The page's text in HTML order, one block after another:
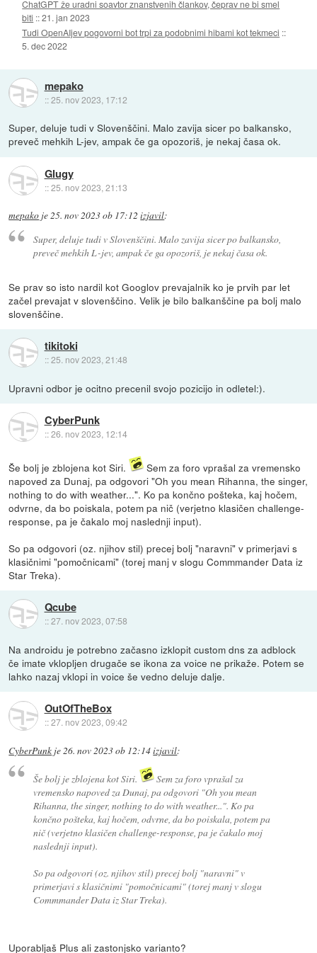
ChatGPT že uradni soavtor znanstvenih člankov, čeprav ne bi smel
biti ::21. jan 2023
Tudi OpenAIjev pogovorni bot trpi za podobnimi hibami kot tekmeci ::
5. dec 2022
mepako
::25. nov 2023, 17:12
Super, deluje tudi v Slovenščini. Malo zavija sicer po balkansko,
preveč mehkih L-jev, ampak če ga opozoriš, je nekaj časa ok.
Glugy
::25. nov 2023, 21:13
mepako je25. nov 2023 ob 17:12 izjavil:
Super, deluje tudi v Slovenščini. Malo zavija sicer po balkansko,
preveč mehkih L-jev, ampak če ga opozoriš, je nekaj časa ok.
Se prav so isto nardil kot Googlov prevajalnik ko je prvih par let
začel prevajat v slovenščino. Velik je bilo balkanščine pa bolj malo
slovenščine.
tikitoki
::25. nov 2023, 21:48
Upravni odbor je ocitno precenil svojo pozicijo in odletel:).
CyberPunk
::26. nov 2023, 12:14
Še bolj je zblojena kot Siri.
Sem za foro vprašal za vremensko
napoved za Dunaj, pa odgovori "Oh you mean Rihanna, the singer,
nothing to do with weather...". Ko pa končno pošteka, kaj hočem,
odvrne, da bo poiskala, potem pa nič (verjetno klasičen challenge-
response, pa je čakalo moj naslednji input).
So pa odgovori (oz. njihov stil) precej bolj "naravni" v primerjavi s
klasičnimi "pomočnicami" (torej manj v slogu Commmander Data iz
Star Treka).
Qcube
::27. nov 2023, 07:58
Na androidu je potrebno začasno izklopit custom dns za adblock
če imate vklopljen drugače se ikona za voice ne prikaže. Potem se
lahko nazaj vklopi in voice še vedno deluje dalje.
OutOfTheBox
::27. nov 2023, 09:42
CyberPunk je26. nov 2023 ob 12:14izjavil:
Še bolj je zblojena kot Siri.
Sem za foro vprašal za
vremensko napoved za Dunaj, pa odgovori "Oh you mean
Rihanna, the singer, nothing to do with weather...". Ko pa
končno pošteka, kaj hočem, odvrne, da bo poiskala, potem pa
nič (verjetno klasičen challenge-response, pa je čakalo moj
naslednji input).
So pa odgovori (oz. njihov stil) precej bolj "naravni" v
primerjavi s klasičnimi "pomočnicami" (torej manj v slogu
Commmander Data iz Star Treka).
Uporabljaš Plus ali zastonjsko varianto?